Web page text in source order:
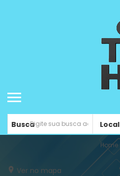
Busca Local
Home
Ver no mapa